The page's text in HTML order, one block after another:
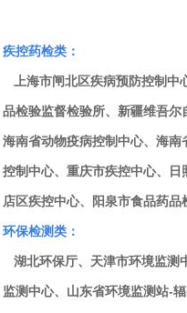
疾控药检类：
上海市闸北区疾病预防控制中
品检验监督检验所、新疆维吾尔
海南省动物疫病控制中心、海
控制中心、重庆市疾控中心、
店区疾控中心、阳泉市食品药品
环保检测类：
湖北环保厅、天津市环境监测
监测中心、山东省环境监测站-